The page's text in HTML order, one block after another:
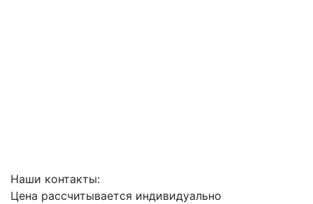
Наши контакты:
Цена рассчитывается индивидуально